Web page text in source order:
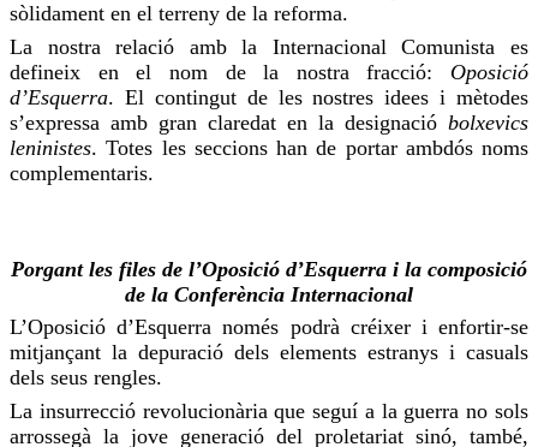
sòlidament en el terreny de la reforma.
La nostra relació amb la Internacional Comunista es
defineix en el nom de la nostra fracció: Oposició
d’Esquerra. El contingut de les nostres idees i mètodes
s’expressa amb gran claredat en la designació bolxevics
leninistes. Totes les seccions han de portar ambdós noms
complementaris.
Porgant les files de l’Oposició d’Esquerra i la composició
de la Conferència Internacional
L’Oposició d’Esquerra només podrà créixer i enfortir-se
mitjançant la depuració dels elements estranys i casuals
dels seus rengles.
La insurrecciórevolucionària que seguí a la guerra no sols
arrossegà la jove generació del proletariat sinó, també,